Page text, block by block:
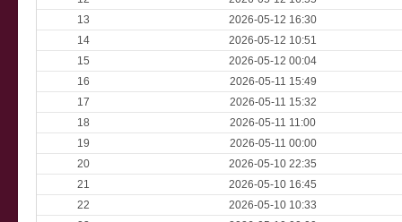
13
2026-05-12 16:30
14
2026-05-12 10:51
15
2026-05-12 00:04
16
2026-05-11 15:49
17
2026-05-11 15:32
18
2026-05-11 11:00
19
2026-05-11 00:00
20
2026-05-10 22:35
21
2026-05-10 16:45
22
2026-05-10 10:33